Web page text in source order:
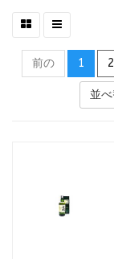
前の 1 2
並